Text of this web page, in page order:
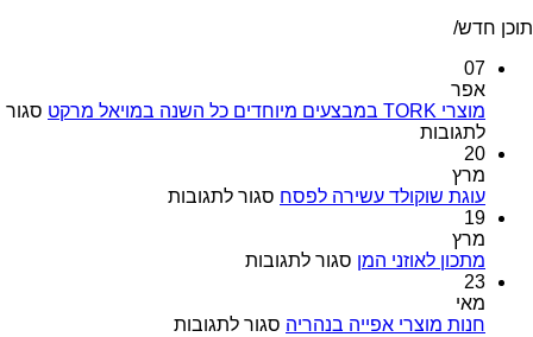
תוכן חדש/
07
אפר
מוצרי TORK במבצעים מיוחדים כל השנה במויאל מרקט
סגור
לתגובותעל
במבצעים
השנה
20
מרץ
עוגת שוקולד עשירה לפסח סגור לתגובותעל
19
מרץ
מתכון לאוזני המן סגור לתגובותעל
המן
23
מאי
חנות מוצרי אפייה בנהריה סגור לתגובותעל